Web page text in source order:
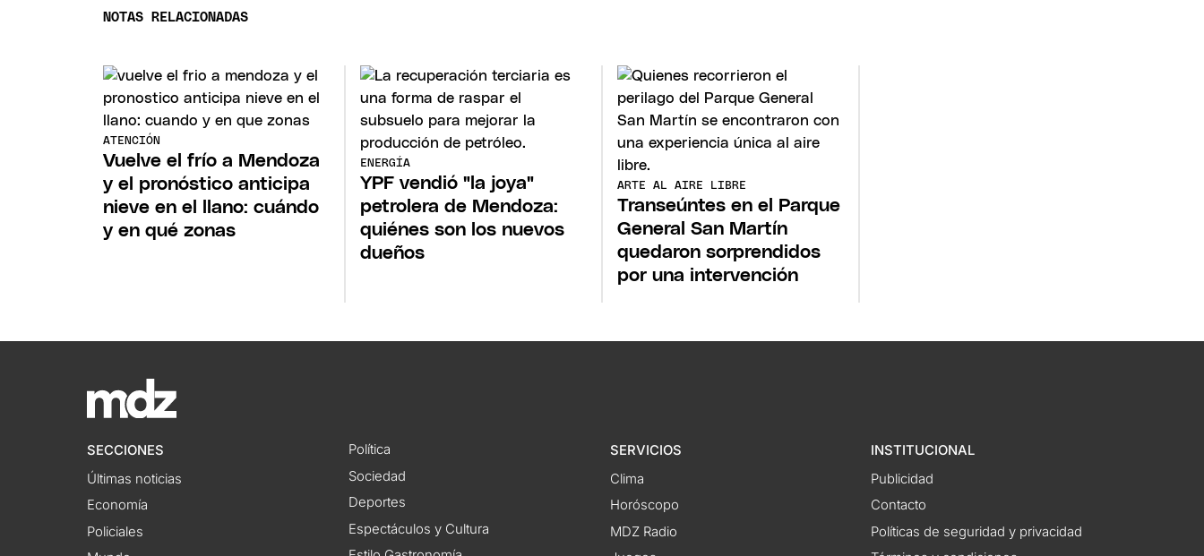
NOTAS RELACIONADAS
ATENCIÓN
Vuelve el frío a Mendoza
y el pronóstico anticipa
nieve en el llano: cuándo
y en qué zonas
ENERGÍA
YPF vendió "la joya"
petrolera de Mendoza:
quiénes son los nuevos
dueños
ARTE AL AIRE LIBRE
Transeúntes en el Parque
General San Martín
quedaron sorprendidos
por una intervención
SECCIONES
Últimas noticias
Economía
Policiales
Política
Sociedad
Deportes
Espectáculos y Cultura
SERVICIOS
Clima
Horóscopo
MDZ Radio
INSTITUCIONAL
Publicidad
Contacto
Políticas de seguridad y privacidad